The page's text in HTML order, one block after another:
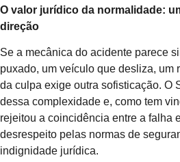
O valor jurídico da normalidade:
direção
Se a mecânica do acidente parece
puxado, um veículo que desliza, um
da culpa exige outra sofisticação. O
dessa complexidade e, como tem
rejeitou a coincidência entre a falha
desrespeito pelas normas de
indignidade jurídica.